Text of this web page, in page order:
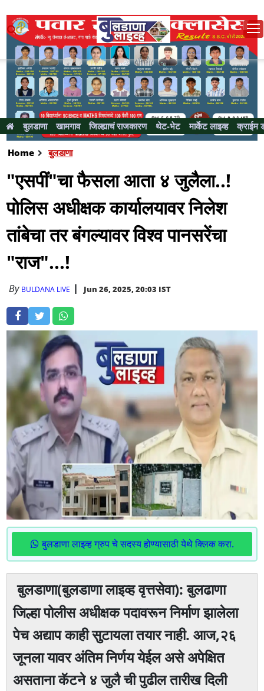
बुलडाणा खामगाव जिल्ह्याचं राजकारण थेट-भेट मार्केट लाइव्ह क्राईम
Home बुलडाणा
"एसपीं"चा फैसला आता ४ जुलैला..!
पोलिस अधीक्षक कार्यालयावर निलेश
तांबेचा तर बंगल्यावर विश्व पानसरेंचा
"राज"...!
By BULDANA LIVE Jun 26, 2025, 20:03 IST
बुलडाणा लाइव्ह ग्रुप चे सदस्य होण्यासाठी येथे क्लिक करा.
बुलडाणा(बुलडाणा लाइव्ह वृत्तसेवा): बुलढाणा
जिल्हा पोलीस अधीक्षक पदावरून निर्माण झालेला
पेच अद्याप काही सुटायला तयार नाही. आज,२६
जूनला यावर अंतिम निर्णय येईल असे अपेक्षित
असताना कॅटने ४ जुलै ची पुढील तारीख दिली